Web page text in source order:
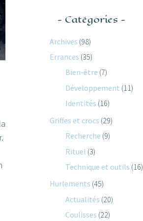
Catégories
Archives (98)
Errances (35)
Bien-être (7)
Développement (11)
Identités (16)
Griffes et crocs (29)
Recherche (9)
Rituel (3)
Technique et outils (16)
Hurlements (45)
Actualités (20)
Coulisses (22)